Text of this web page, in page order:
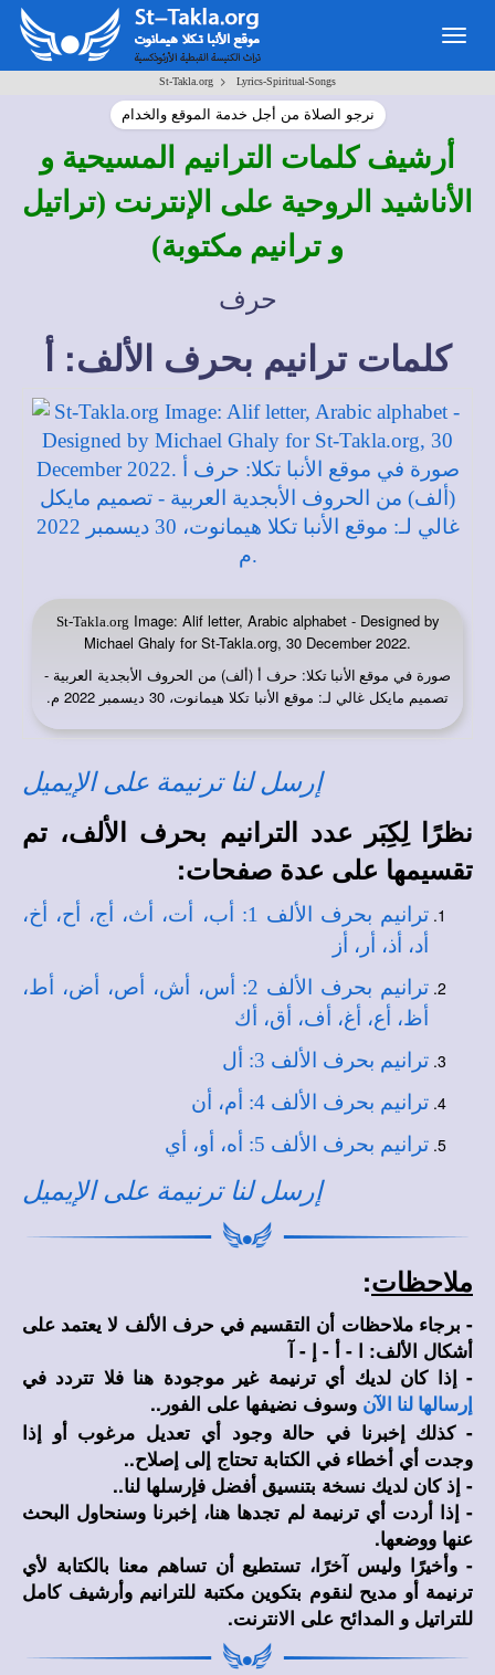
St-Takla.org > Lyrics-Spiritual-Songs
نرجو الصلاة من أجل خدمة الموقع والخدام
أرشيف كلمات الترانيم المسيحية و
الأناشيد الروحية على الإنترنت (تراتيل
و ترانيم مكتوبة)
حرف
كلمات ترانيم بحرف الألف: أ
St-Takla.org Image: Alif letter, Arabic alphabet - Designed by
Michael Ghaly for St-Takla.org, 30 December 2022.
صورة في موقع الأنبا تكلا: حرف أ (ألف) من الحروف الأبجدية العربية -
تصميم مايكل غالي لـ: موقع الأنبا تكلا هيمانوت، 30 ديسمبر 2022 م.
إرسل لنا ترنيمة على الإيميل
نظرًا لِكِبَر عدد الترانيم بحرف الألف، تم
تقسيمها على عدة صفحات:
ترانيم بحرف الألف 1: أب، أت، أث، أج، أح، أخ،
أد، أذ، أر، أز
ترانيم بحرف الألف 2: أس، أش، أص، أض، أط،
أظ، أع، أغ، أف، أق، أك
ترانيم بحرف الألف 3: أل
ترانيم بحرف الألف 4: أم، أن
ترانيم بحرف الألف 5: أه، أو، أي
إرسل لنا ترنيمة على الإيميل
ملاحظات:
- برجاء ملاحظات أن التقسيم في حرف الألف لا يعتمد على
أشكال الألف: ا - أ - إ - آ
- إذا كان لديك أي ترنيمة غير موجودة هنا فلا تتردد في
إرسالها لنا الآن وسوف نضيفها على الفور..
- كذلك إخبرنا في حالة وجود أي تعديل مرغوب أو إذا
وجدت أي أخطاء في الكتابة تحتاج إلى إصلاح..
- إذ كان لديك نسخة بتنسيق أفضل فإرسلها لنا..
- إذا أردت أي ترنيمة لم تجدها هنا، إخبرنا وسنحاول البحث
عنها ووضعها.
- وأخيرًا وليس آخرًا، تستطيع أن تساهم معنا بالكتابة لأي
ترنيمة أو مديح لنقوم بتكوين مكتبة للترانيم وأرشيف كامل
للتراتيل و المدائح على الانترنت.